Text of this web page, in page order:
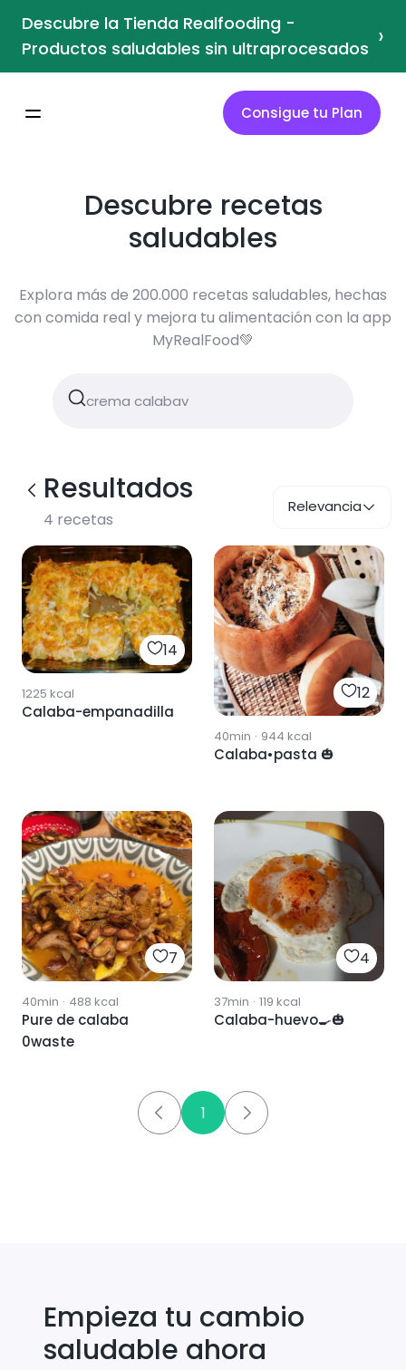
Descubre la Tienda Realfooding -
Productos saludables sin ultraprocesados ›
Consigue tu Plan
Descubre recetas
saludables
Explora más de 200.000 recetas saludables, hechas
con comida real y mejora tu alimentación con la app
MyRealFood💚
Resultados
4 recetas
Relevancia
14
1225 kcal
Calaba-empanadilla
12
40min · 944 kcal
Calaba•pasta 🎃
7
40min · 488 kcal
Pure de calaba
0waste
4
37min · 119 kcal
Calaba-huevo🍳🎃
1
Empieza tu cambio
saludable ahora